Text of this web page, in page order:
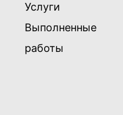
Услуги
Выполненные
работы